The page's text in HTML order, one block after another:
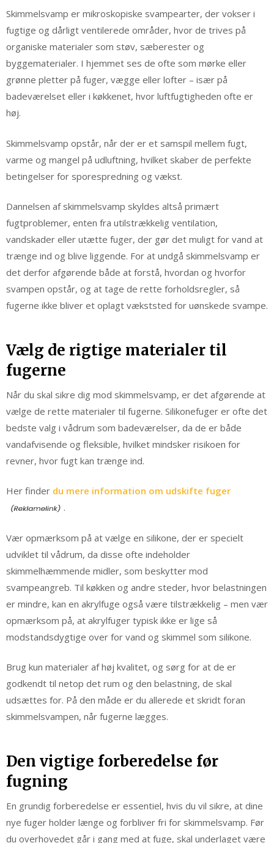
Skimmelsvamp er mikroskopiske svampearter, der vokser i
fugtige og dårligt ventilerede områder, hvor de trives på
organiske materialer som støv, sæberester og
byggematerialer. I hjemmet ses de ofte som mørke eller
grønne pletter på fuger, vægge eller lofter – især på
badeværelset eller i køkkenet, hvor luftfugtigheden ofte er
høj.
Skimmelsvamp opstår, når der er et samspil mellem fugt,
varme og mangel på udluftning, hvilket skaber de perfekte
betingelser for sporespredning og vækst.
Dannelsen af skimmelsvamp skyldes altså primært
fugtproblemer, enten fra utilstrækkelig ventilation,
vandskader eller utætte fuger, der gør det muligt for vand at
trænge ind og blive liggende. For at undgå skimmelsvamp er
det derfor afgørende både at forstå, hvordan og hvorfor
svampen opstår, og at tage de rette forholdsregler, så
fugerne ikke bliver et oplagt vækststed for uønskede svampe.
Vælg de rigtige materialer til
fugerne
Når du skal sikre dig mod skimmelsvamp, er det afgørende at
vælge de rette materialer til fugerne. Silikonefuger er ofte det
bedste valg i vådrum som badeværelser, da de er både
vandafvisende og fleksible, hvilket mindsker risikoen for
revner, hvor fugt kan trænge ind.
Her finder du mere information om udskifte fuger
.
Vær opmærksom på at vælge en silikone, der er specielt
udviklet til vådrum, da disse ofte indeholder
skimmelhæmmende midler, som beskytter mod
svampeangreb. Til køkken og andre steder, hvor belastningen
er mindre, kan en akrylfuge også være tilstrækkelig – men vær
opmærksom på, at akrylfuger typisk ikke er lige så
modstandsdygtige over for vand og skimmel som silikone.
Brug kun materialer af høj kvalitet, og sørg for at de er
godkendt til netop det rum og den belastning, de skal
udsættes for. På den måde er du allerede et skridt foran
skimmelsvampen, når fugerne lægges.
Den vigtige forberedelse før
fugning
En grundig forberedelse er essentiel, hvis du vil sikre, at dine
nye fuger holder længe og forbliver fri for skimmelsvamp. Før
du overhovedet går i gang med at fuge, skal underlaget være